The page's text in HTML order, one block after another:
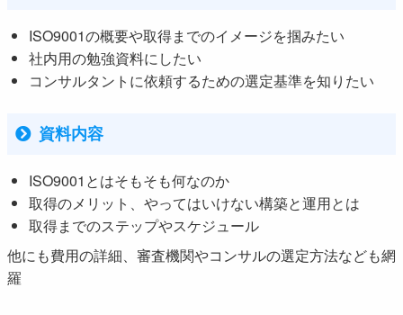
ISO9001の概要や取得までのイメージを掴みたい
社内用の勉強資料にしたい
コンサルタントに依頼するための選定基準を知りたい
資料内容
ISO9001とはそもそも何なのか
取得のメリット、やってはいけない構築と運用とは
取得までのステップやスケジュール
他にも費用の詳細、審査機関やコンサルの選定方法なども網
羅